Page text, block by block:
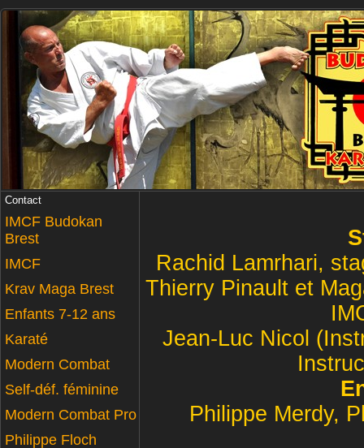
Contact
IMCF Budokan
Brest
IMCF
Krav Maga Brest
Enfants 7-12 ans
Karaté
Modern Combat
Self-déf. féminine
Modern Combat Pro
Philippe Floch
Rachid Lamrhari,
Thierry Pinault et
Jean-Luc Nicol
Philippe Merdy,